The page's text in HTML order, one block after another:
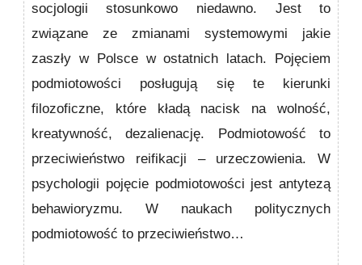
socjologii stosunkowo niedawno. Jest to
związane ze zmianami systemowymi jakie
zaszły w Polsce w ostatnich latach. Pojęciem
podmiotowości posługują się te kierunki
filozoficzne, które kładą nacisk na wolność,
kreatywność, dezalienację. Podmiotowość to
przeciwieństwo reifikacji – urzeczowienia. W
psychologii pojęcie podmiotowości jest antytezą
behawioryzmu. W naukach politycznych
podmiotowość to przeciwieństwo…